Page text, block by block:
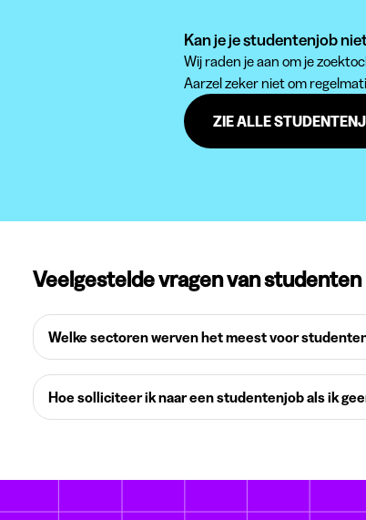
Kan je je studentenjob
Wij raden je aan om je
Aarzel zeker niet om
ZIE ALLE
Veelgestelde vragen van studenten
Welke sectoren werven het meest voor
Hoe solliciteer ik naar een studentenjob als ik